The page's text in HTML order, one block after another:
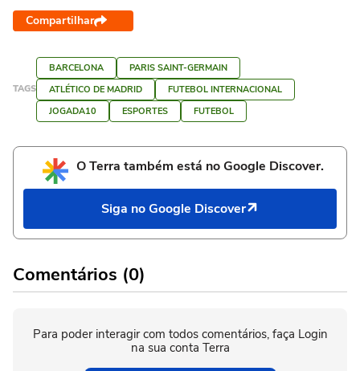
Compartilhar
TAGS
BARCELONA
PARIS SAINT-GERMAIN
ATLÉTICO DE MADRID
FUTEBOL INTERNACIONAL
JOGADA10
ESPORTES FUTEBOL
O Terra também está no Google Discover.
Siga no Google Discover
Comentários (0)
Para poder interagir com todos comentários, faça Login
na sua conta Terra